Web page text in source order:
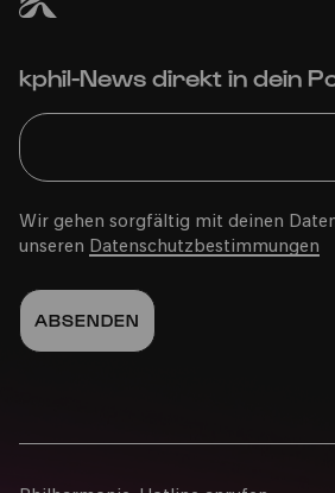
COMEDIA Theater
PhilharmonieVeedel
25.10.2025
15:00
kphil-News direkt in dein
Wir gehen sorgfältig mit deinen
unseren Datenschutzbestimmungen